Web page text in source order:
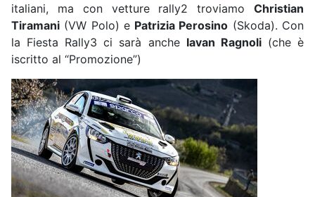
italiani, ma con vetture rally2 troviamo Christian
Tiramani (VW Polo) e Patrizia Perosino (Skoda). Con
la Fiesta Rally3 ci sarà anche Iavan Ragnoli(che è
iscritto al “Promozione”)